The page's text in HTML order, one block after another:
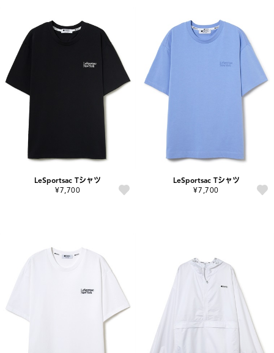
LeSportsac Tシャツ
¥7,700
LeSportsac Tシャツ
¥7,700